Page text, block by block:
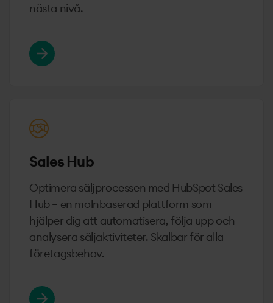
nästa nivå.
Läs mer om Marketing Hub
Sales Hub
Optimera säljprocessen med HubSpot Sales
Hub – en molnbaserad plattform som
hjälper dig att automatisera, följa upp och
analysera säljaktiviteter. Skalbar för alla
företagsbehov.